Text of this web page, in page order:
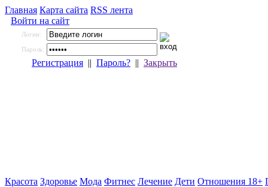
Главная Карта сайта RSS лента
Войти на сайт
Логин:
Пароль:
Регистрация || Пароль? || Закрыть
Красота Здоровье Мода Фитнес Лечение Дети Отношения 18+